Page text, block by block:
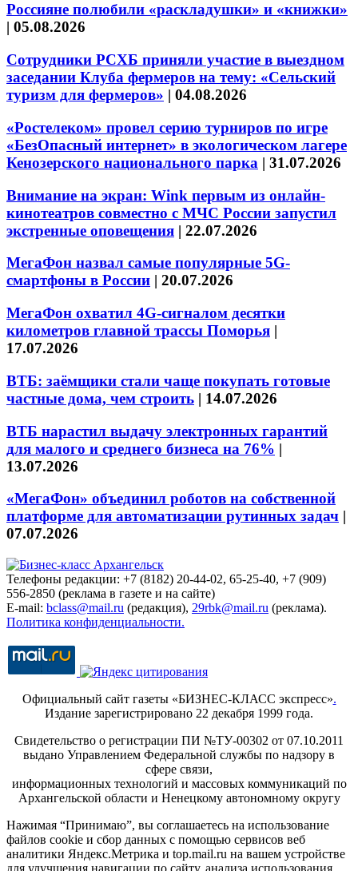
Россияне полюбили «раскладушки» и «книжки»
| 05.08.2026
Сотрудники РСХБ приняли участие в выездном
заседании Клуба фермеров на тему: «Сельский
туризм для фермеров» | 04.08.2026
«Ростелеком» провел серию турниров по игре
«БезОпасный интернет» в экологическом лагере
Кенозерского национального парка | 31.07.2026
Внимание на экран: Wink первым из онлайн-
кинотеатров совместно с МЧС России запустил
экстренные оповещения | 22.07.2026
МегаФон назвал самые популярные 5G-
смартфоны в России | 20.07.2026
МегаФон охватил 4G-сигналом десятки
километров главной трассы Поморья |
17.07.2026
ВТБ: заёмщики стали чаще покупать готовые
частные дома, чем строить | 14.07.2026
ВТБ нарастил выдачу электронных гарантий
для малого и среднего бизнеса на 76% |
13.07.2026
«МегаФон» объединил роботов на собственной
платформе для автоматизации рутинных задач |
07.07.2026
Телефоны редакции: +7 (8182) 20-44-02, 65-25-40, +7 (909)
556-2850 (реклама в газете и на сайте)
E-mail: bclass@mail.ru (редакция), 29rbk@mail.ru (реклама).
Политика конфиденциальности.
Официальный сайт газеты «БИЗНЕС-КЛАСС экспресс».
Издание зарегистрировано 22 декабря 1999 года.
Свидетельство о регистрации ПИ №ТУ-00302 от 07.10.2011
выдано Управлением Федеральной службы по надзору в
сфере связи,
информационных технологий и массовых коммуникаций по
Архангельской области и Ненецкому автономному округу
Нажимая “Принимаю”, вы соглашаетесь на использование
файлов cookie и сбор данных с помощью сервисов веб
аналитики Яндекс.Метрика и top.mail.ru на вашем устройстве
для улучшения навигации по сайту, анализа использования